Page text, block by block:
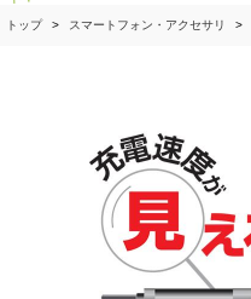
トップ スマートフォン・アクセサリ